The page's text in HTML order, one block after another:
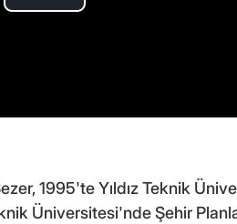
1995'te Yıldız Teknik
Üniversitesi'nde Şehir